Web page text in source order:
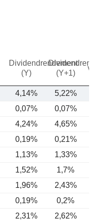
Dividendrendement
(Y)
(Y+1)
4,14%
5,22%
0,07% 0,07%
4,24% 4,65%
0,19% 0,21%
1,13% 1,33%
1,52% 1,7%
1,96% 2,43%
0,19% 0,2%
2,31%
2,62%